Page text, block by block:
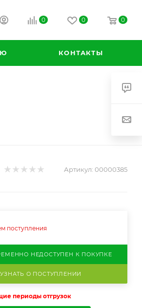
0 0 0
КОНТАКТЫ
Артикул: 00000385
поступления
НЕДОСТУПЕН К ПОКУПКЕ
УЗНАТЬ О ПОСТУПЛЕНИИ
периоды отгрузок